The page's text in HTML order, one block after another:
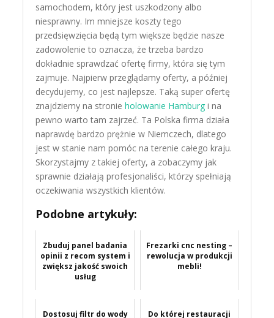
samochodem, który jest uszkodzony albo
niesprawny. Im mniejsze koszty tego
przedsięwzięcia będą tym większe będzie nasze
zadowolenie to oznacza, że trzeba bardzo
dokładnie sprawdzać ofertę firmy, która się tym
zajmuje. Najpierw przeglądamy oferty, a później
decydujemy, co jest najlepsze. Taką super ofertę
znajdziemy na stronieholowanie Hamburg i na
pewno warto tam zajrzeć. Ta Polska firma działa
naprawdę bardzo prężnie w Niemczech, dlatego
jest w stanie nam pomóc na terenie całego kraju.
Skorzystajmy z takiej oferty, a zobaczymy jak
sprawnie działają profesjonaliści, którzy spełniają
oczekiwania wszystkich klientów.
Podobne artykuły:
Zbuduj panel badania
opinii z recom system i
zwiększ jakość swoich
usług
Frezarki cnc nesting –
rewolucja w produkcji
mebli!
Dostosuj filtr do wody Do której restauracji